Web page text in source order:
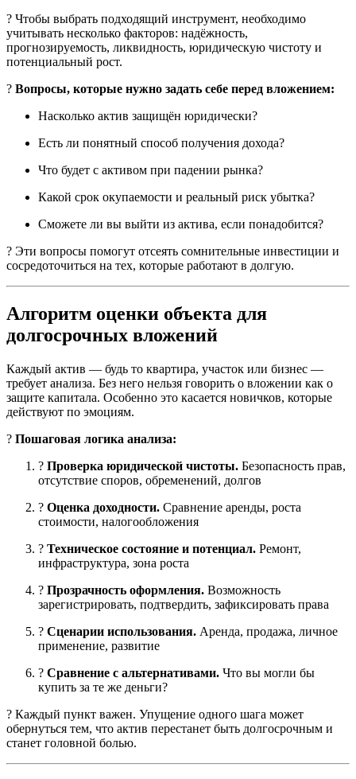
? Чтобы выбрать подходящий инструмент, необходимо
учитывать несколько факторов: надёжность,
прогнозируемость, ликвидность, юридическую чистоту и
потенциальный рост.
? Вопросы, которые нужно задать себе перед вложением:
Насколько актив защищён юридически?
Есть ли понятный способ получения дохода?
Что будет с активом при падении рынка?
Какой срок окупаемости и реальный риск убытка?
Сможете ли вы выйти из актива, если понадобится?
? Эти вопросы помогут отсеять сомнительные инвестиции и
сосредоточиться на тех, которые работают в долгую.
Алгоритм оценки объекта для
долгосрочных вложений
Каждый актив — будь то квартира, участок или бизнес —
требует анализа. Без него нельзя говорить о вложении как о
защите капитала. Особенно это касается новичков, которые
действуют по эмоциям.
? Пошаговая логика анализа:
? Проверка юридической чистоты. Безопасность прав,
отсутствие споров, обременений, долгов
? Оценка доходности. Сравнение аренды, роста
стоимости, налогообложения
? Техническое состояние и потенциал. Ремонт,
инфраструктура, зона роста
? Прозрачность оформления. Возможность
зарегистрировать, подтвердить, зафиксировать права
? Сценарии использования. Аренда, продажа, личное
применение, развитие
? Сравнение с альтернативами. Что вы могли бы
купить за те же деньги?
? Каждый пункт важен. Упущение одного шага может
обернуться тем, что актив перестанет быть долгосрочным и
станет головной болью.